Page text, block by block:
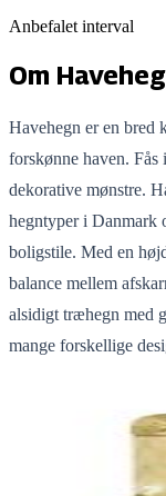
Anbefalet interval
Om
Havehegn er en bred
forskønne haven.
dekorative mønstre.
hegntyper i Danmark
boligstile. Med en
balance mellem
alsidigt træhegn med
mange forskellige